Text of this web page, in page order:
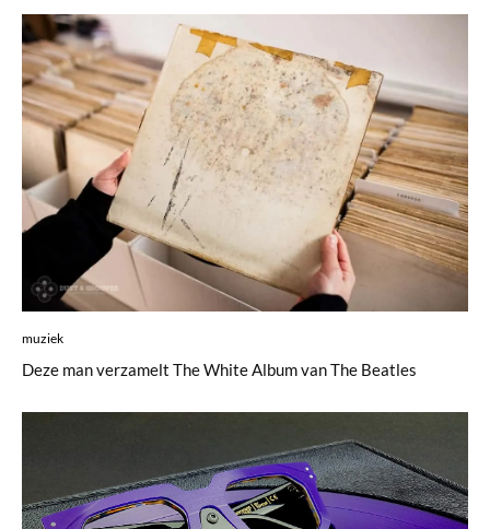
muziek
Deze man verzamelt The White Album van The Beatles